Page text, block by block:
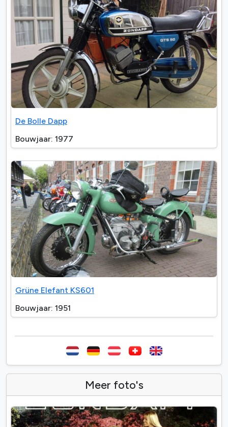
De Bolle Dapp
Bouwjaar: 1977
Grüne Elefant KS601
Bouwjaar: 1951
Meer foto's